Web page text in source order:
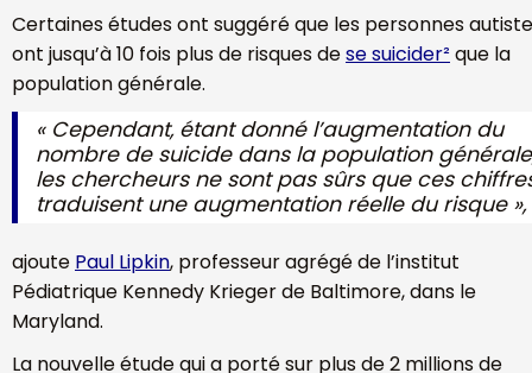
Certaines études ont suggéré que les personnes
ont jusqu’à 10 fois plus de risques dese suicider² que la
population générale.
« Cependant, étant donné l’augmentation du
nombre de suicide dans la population
les chercheurs ne sont pas sûrs que ces
traduisent une augmentation réelle du risque »,
ajoute Paul Lipkin, professeur agrégé de l’institut
Pédiatrique Kennedy Krieger de Baltimore, dans le
Maryland.
La nouvelle étude qui a porté sur plus de 2 millions de